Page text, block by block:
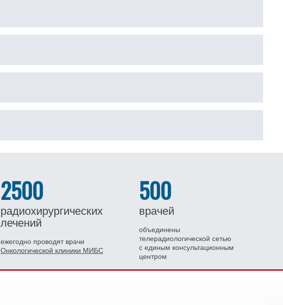
2500
радиохирургических
лечений
ежегодно проводят врачи
Онкологической клиники МИБС
500
врачей
объединены
телерадиологической сетью
с единым консультационным
центром